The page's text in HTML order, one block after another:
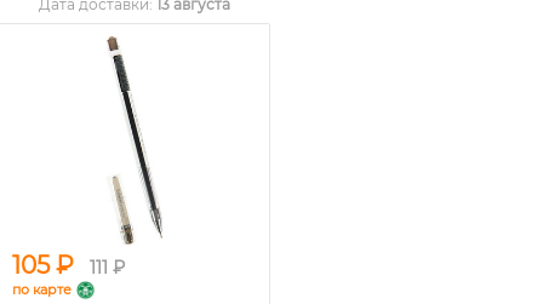
Дата доставки: 13 августа
105 ₽ 111 ₽
по карте